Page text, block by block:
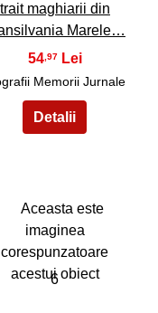
trait maghiarii din
Marele…
54 ,97
Memorii Jurnale
6